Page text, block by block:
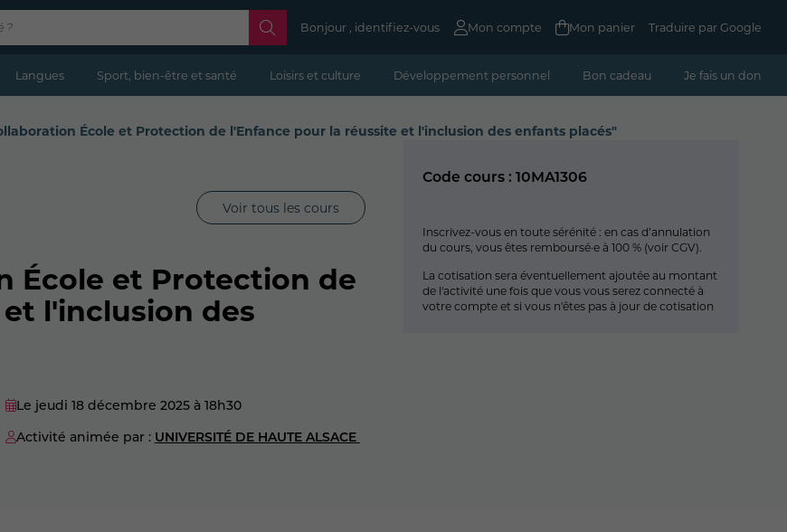
Bonjour , identifiez-vous Mon compte Mon panier Traduire par Google
Langues Sport, bien-être et santé Loisirs et culture Développement personnel Bon cadeau Je fais un don
École et Protection de l'Enfance pour la réussite et l'inclusion des enfants placés"
Voir tous les cours
École et Protection de
l'inclusion des
Le jeudi 18 décembre 2025 à 18h30
Activité animée par : UNIVERSITÉ DE HAUTE ALSACE ‎
Code cours : 10MA1306
Inscrivez-vous en toute sérénité : en cas d’annulation
du cours, vous êtes remboursé·e à 100 % (voir CGV).
La cotisation sera éventuellement ajoutée au montant
de l'activité une fois que vous vous serez connecté à
votre compte et si vous n'êtes pas à jour de cotisation